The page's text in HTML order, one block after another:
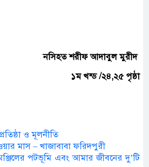
নসিহত শরীফ আদাবুল মুরীদ
১ম খন্ড /২৪,২৫ পৃষ্ঠা
ও মূলনীতি
মাস – খাজাবাবা ফরিদপুরী
পটভূমি এবং আমার জীবনের দু’টি